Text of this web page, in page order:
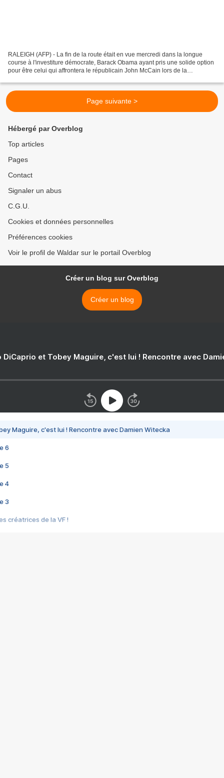
RALEIGH (AFP) - La fin de la route était en vue mercredi dans la longue
course à l'investiture démocrate, Barack Obama ayant pris une solide option
pour être celui qui affrontera le républicain John McCain lors de la
Page suivante >
Hébergé par Overblog
Top articles
Pages
Contact
Signaler un abus
C.G.U.
Cookies et données personnelles
Préférences cookies
Voir le profil de Waldar sur le portail Overblog
Créer un blog sur Overblog
Créer un blog
DiCaprio et Tobey Maguire, c'est lui ! Rencontre avec
Maguire, c'est lui ! Rencontre avec Damien Witecka
6
5
4
3
créatrices de la VF !